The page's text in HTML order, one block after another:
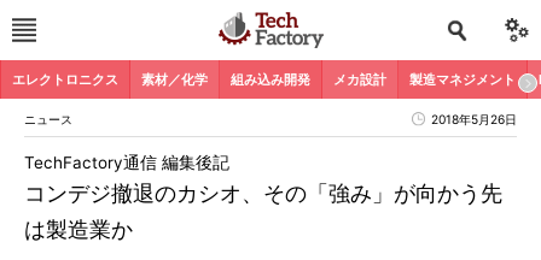
エレクトロニクス 素材／化学 組み込み開発 メカ設計 製造マネジメント
ニュース 2018年5月26日
コンデジ撤退のカシオ、その「強み」が向かう先
は製造業か
TechFactory通信 編集後記